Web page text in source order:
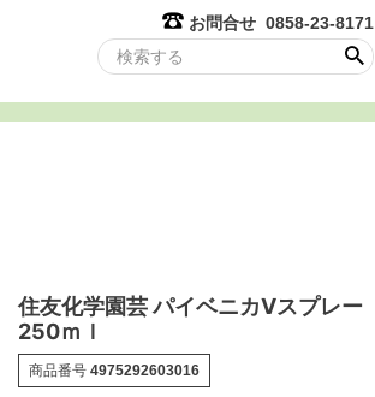
お問合せ 0858-23-8171
住友化学園芸 パイベニカVスプレー
250ｍｌ
商品番号 4975292603016